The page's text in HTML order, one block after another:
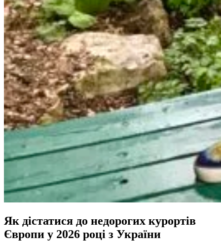
Як дістатися до недорогих курортів
Європи у 2026 році з України